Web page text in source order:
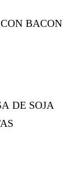
BACON
DE SOJA